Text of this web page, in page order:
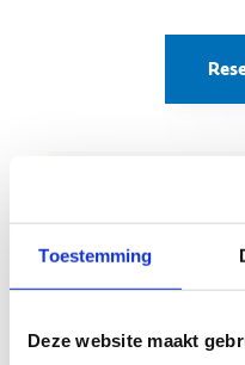
Toestemming
Deze website maakt
Een sessie
verjaardag
Een